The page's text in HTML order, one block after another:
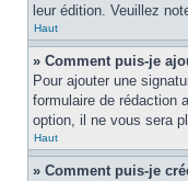
leur édition. Veuillez
Haut
» Comment puis-je
Pour ajouter une
formulaire de rédaction
option, il ne vous sera
Haut
» Comment puis-je